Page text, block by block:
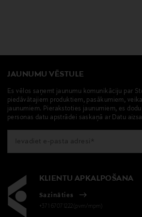
JAUNUMU VĒSTULE
Es vēlos saņemt jaunumu komunikāciju par
piedāvātajiem produktiem, pasākumiem,
jaunumiem. Pierakstoties jaunumiem, es
personas datu apstrādei saskaņā ar Datu
KLIENTU APKALPOŠANA
Sazināties
+371 67071222(pvm/mpm)